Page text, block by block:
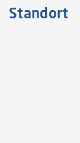
Standort